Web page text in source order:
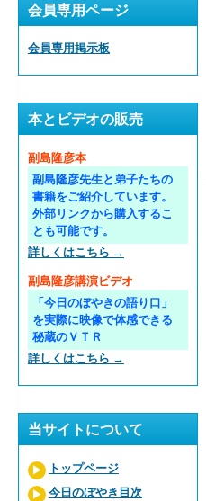
会員専用ページ
会員専用掲示板
本とビデオの販売
副島隆彦本
副島隆彦先生と弟子たちの
書籍をご紹介しています。
外部リンクから購入するこ
とも可能です。
詳しくはこちら →
副島隆彦講演ビデオ
「今日のぼやきの語り口」
を実際に映像で体感できる
秘蔵のＶＴＲ
詳しくはこちら →
当サイトについて
トップページ
今日のぼやき目次